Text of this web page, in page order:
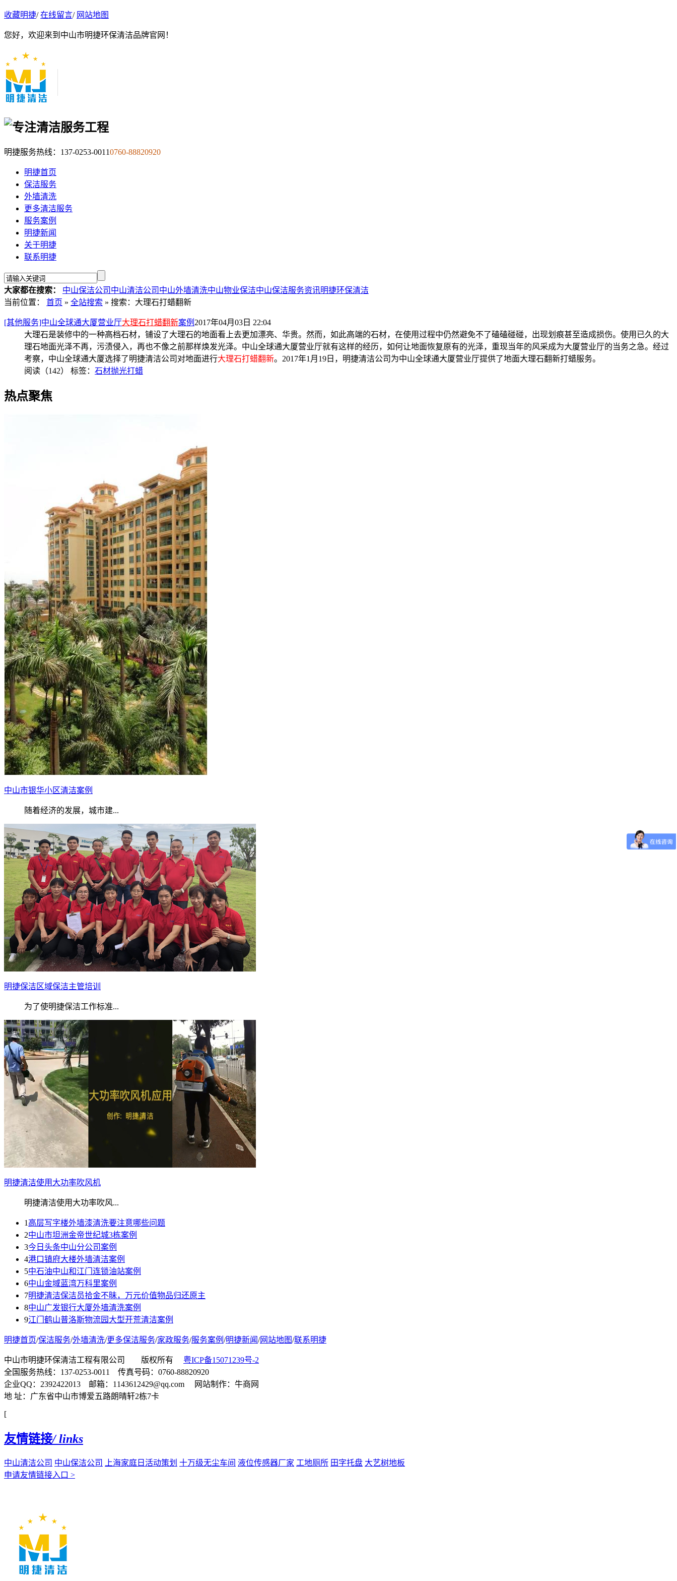
收藏明捷/在线留言/ 网站地图
您好，欢迎来到中山市明捷环保清洁品牌官网！
明捷服务热线： 137-0253-00110760-88820920
明捷首页
保洁服务
外墙清洗
更多清洁服务
服务案例
明捷新闻
关于明捷
联系明捷
大家都在搜索： 中山保洁公司 中山清洁公司 中山外墙清洗中山物业保洁中山保洁服务资讯明捷环保清洁
当前位置：
首页 » 全站搜索 » 搜索：大理石打蜡翻新
[其他服务]中山全球通大厦营业厅大理石打蜡翻新案例 2017年04月03日 22:04
大理石是装修中的一种高档石材，铺设了大理石的地面看上去更加漂亮、华贵。然而，如此高端的石材，在使用过程中仍然避免不了磕磕碰碰，出现划痕甚至造成损伤。使用已久的大
理石地面光泽不再，污渍侵入，再也不像之前那样焕发光泽。中山全球通大厦营业厅就有这样的经历，如何让地面恢复原有的光泽，重现当年的风采成为大厦营业厅的当务之急。经过
考察，中山全球通大厦选择了明捷清洁公司对地面进行大理石打蜡翻新。2017年1月19日，明捷清洁公司为中山全球通大厦营业厅提供了地面大理石翻新打蜡服务。
阅读（142） 标签： 石材抛光打蜡
热点聚焦
中山市银华小区清洁案例
随着经济的发展，城市建...
明捷保洁区域保洁主管培训
为了使明捷保洁工作标准...
明捷清洁使用大功率吹风机
明捷清洁使用大功率吹风...
1 高层写字楼外墙漆清洗要注意哪些问题
2中山市坦洲金帝世纪城3栋案例
3今日头条中山分公司案例
4港口镇府大楼外墙清洁案例
5中石油中山和江门连锁油站案例
6中山金域蓝湾万科里案例
7明捷清洁保洁员拾金不昧，万元价值物品归还原主
8中山广发银行大厦外墙清洗案例
9江门鹤山普洛斯物流园大型开荒清洁案例
明捷首页/保洁服务/外墙清洗/更多保洁服务/家政服务/服务案例 /明捷新闻/网站地图/联系明捷
中山市明捷环保清洁工程有限公司 版权所有 粤ICP备15071239号-2
全国服务热线：137-0253-0011 传真号码：0760-88820920
企业QQ：2392422013 邮箱：1143612429@qq.com 网站制作：牛商网
地 址：广东省中山市博爱五路朗晴轩2栋7卡
[
友情链接/ links
中山清洁公司 中山保洁公司 上海家庭日活动策划 十万级无尘车间 液位传感器厂家 工地厕所 田字托盘 大艺树地板
申请友情链接入口 >